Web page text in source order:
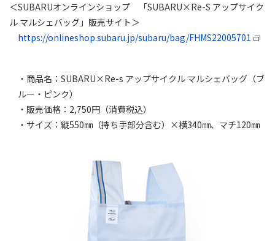
＜SUBARUオンラインショップ 「SUBARU×Re-S アップサイク
ル マルシェバッグ」販売サイト＞
https://onlineshop.subaru.jp/subaru/bag/FHMS22005701
・商品名：SUBARU×Re-s アップサイクル マルシェバッグ（ブ
ルー・ピンク）
・販売価格：2,750円（消費税込）
・サイズ：縦550㎜（持ち手部分含む）×横340㎜、マチ120㎜